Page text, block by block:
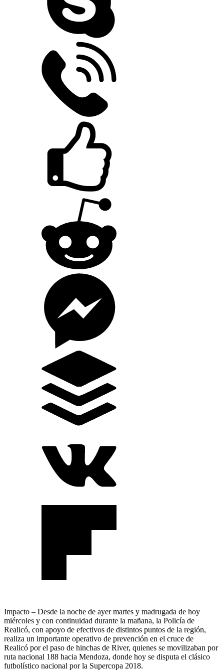
Impacto – Desde la noche de ayer martes y madrugada de hoy
miércoles y con continuidad durante la mañana, la Policía de
Realicó, con apoyo de efectivos de distintos puntos de la región,
realiza un importante operativo de prevención en el cruce de
Realicó por el paso de hinchas de River, quienes se movilizaban por
ruta nacional 188 hacia Mendoza, donde hoy se disputa el clásico
futbolístico nacional por la Supercopa 2018.